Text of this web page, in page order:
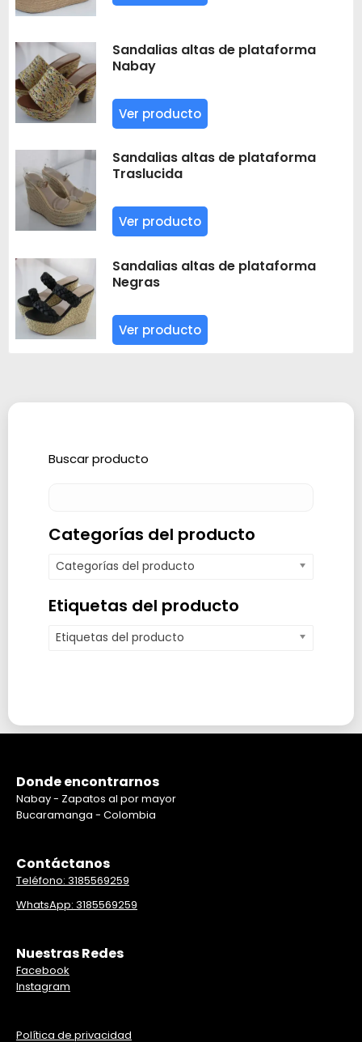
Sandalias altas de plataforma
Nabay
Ver producto
Sandalias altas de plataforma
Traslucida
Ver producto
Sandalias altas de plataforma
Negras
Ver producto
Buscar producto
Categorías del producto
Categorías del producto
Etiquetas del producto
Etiquetas del producto
Donde encontrarnos
Nabay - Zapatos al por mayor
Bucaramanga - Colombia
Contáctanos
Teléfono: 3185569259
WhatsApp: 3185569259
Nuestras Redes
Facebook
Instagram
Política de privacidad